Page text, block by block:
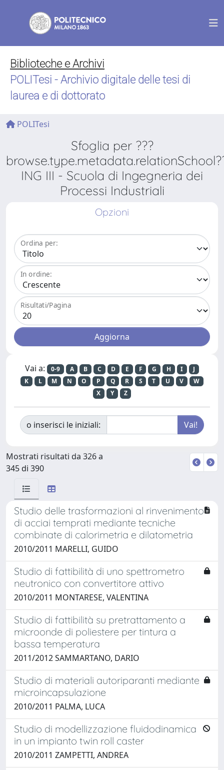
Biblioteche e Archivi
POLITesi - Archivio digitale delle tesi di
laurea e di dottorato
POLITesi
Sfoglia per ???
ING III - Scuola di Ingegneria dei
Processi Industriali
Opzioni
Ordina per:
In ordine:
Risultati/Pagina
Vai a: 0-9 A B C D E F G H I
J
K
L M N O P Q R S T U V
W
X
Y Z
o inserisci le iniziali:
Mostrati risultati da 326 a
345 di 390
Studio delle trasformazioni al rinvenimento
di acciai temprati mediante tecniche
combinate di calorimetria e dilatometria
2010/2011 MARELLI, GUIDO
Studio di fattibilità di uno spettrometro
neutronico con convertitore attivo
2010/2011 MONTARESE, VALENTINA
Studio di fattibilità su pretrattamento a
microonde di poliestere per tintura a
bassa temperatura
2011/2012 SAMMARTANO, DARIO
Studio di materiali autoriparanti mediante
microincapsulazione
2010/2011 PALMA, LUCA
Studio di modellizzazione fluidodinamica
in un impianto twin roll caster
2010/2011 ZAMPETTI, ANDREA